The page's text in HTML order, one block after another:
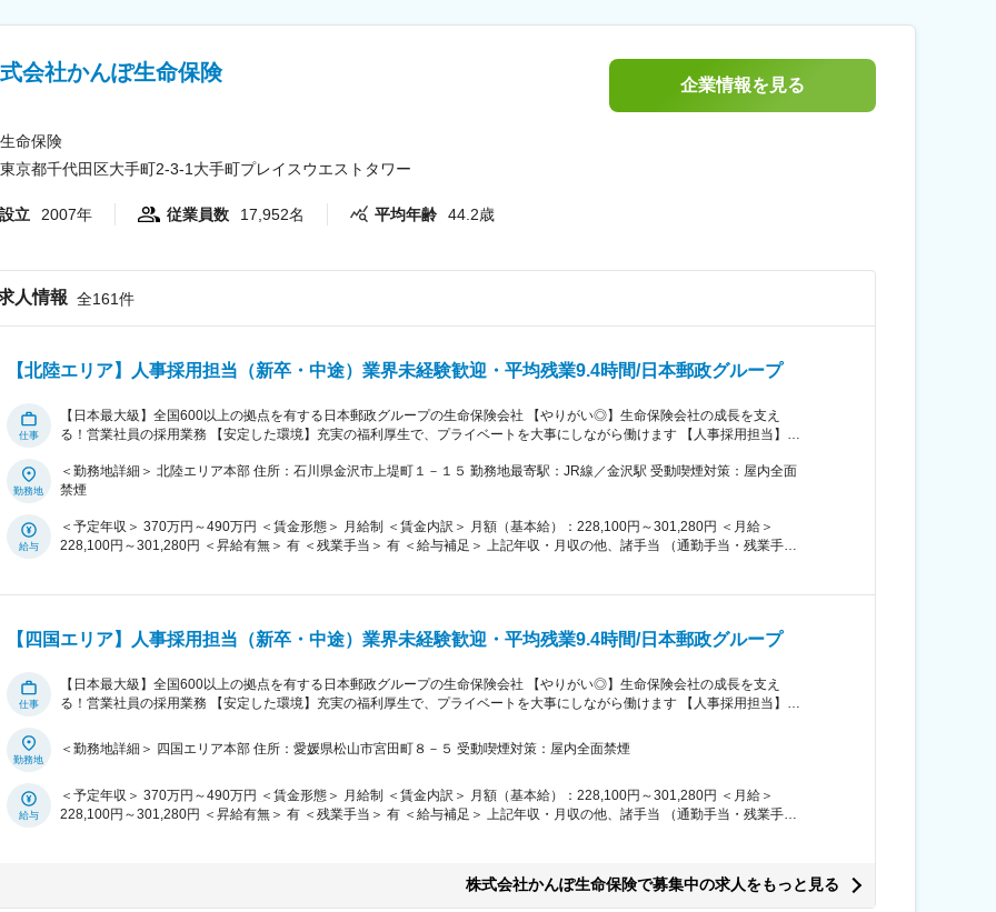
会社かんぽ生命保険
命保険
京都千代田区大手町2-3-1大手町プレイスウエストタワー
企業情報を見る
立 2007年 従業員数 17,952名 平均年齢 44.2歳
人情報 全161件
【北陸エリア】人事採用担当（新卒・中途）業界未経験歓迎・平均残業9.4時間/日本郵政グループ
【日本最大級】全国600以上の拠点を有する日本郵政グループの生命保険会社 【やりがい◎】生命保険会社の成長を支え
る！営業社員の採用業務 【安定した環境】充実の福利厚生で、プライベートを大事にしながら働けます 【人事採用担当】新
全般を行います。 担当エリアの地域特性にあわせて、学生・求職者に対し、かんぽ生命の魅力を伝えながら応募者確保およ
び面接等の選考対応を行い、かんぽ生命の営業職員としてふさわしい人物を見極め、採用いただきます。 【具体的には】新
選考するとともに、入社まで内定者のフォローアップを実施します。 中途採用においては、求人媒体や人材紹介会社から紹
介された求職者の選考を行うとともに、リファラル採用の促進やダイレクトリクルーティングによるスカウトなど、様々な
17:45 終業 17:50 退社 【働きやすい職場環境】 始業時間は業務に応じて調整可能で、イベントに合わせて遅めに出社す
度程度）その場合には平日に代休を取得可能です。 【キャリアパス】 「担当者→主任→課長代理→課長／担当課長→管理
者」などの昇進が可能。他のコースへ転換する「コース転換制度」や他の部署を経験できる「キャリアチャレンジ制度」も
＜勤務地詳細＞ 北陸エリア本部 住所：石川県金沢市上堤町１－１５ 勤務地最寄駅：JR線／金沢駅 受動喫煙対策：屋内全面
禁煙
＜予定年収＞ 370万円～490万円 ＜賃金形態＞ 月給制 ＜賃金内訳＞ 月額（基本給）：228,100円～301,280円 ＜月給＞
228,100円～301,280円 ＜昇給有無＞ 有 ＜残業手当＞ 有 ＜給与補足＞ 上記年収・月収の他、諸手当 （通勤手当・残業手
【四国エリア】人事採用担当（新卒・中途）業界未経験歓迎・平均残業9.4時間/日本郵政グループ
【日本最大級】全国600以上の拠点を有する日本郵政グループの生命保険会社 【やりがい◎】生命保険会社の成長を支え
る！営業社員の採用業務 【安定した環境】充実の福利厚生で、プライベートを大事にしながら働けます 【人事採用担当】新
全般を行います。 担当エリアの地域特性にあわせて、学生・求職者に対し、かんぽ生命の魅力を伝えながら応募者確保およ
び面接等の選考対応を行い、かんぽ生命の営業職員としてふさわしい人物を見極め、採用いただきます。 【具体的には】新
選考するとともに、入社まで内定者のフォローアップを実施します。 中途採用においては、求人媒体や人材紹介会社から紹
介された求職者の選考を行うとともに、リファラル採用の促進やダイレクトリクルーティングによるスカウトなど、様々な
中途採用の最終面接調整 10:30 ダイレクトリクルーティングのスカウト送付 11:30 新卒イベント準備 12:00 昼食
13:00 新卒イベント 15:00 中途採用の一次面接 16:00 内定者の入社者手続き 16:45 中途採用の一次面接合否検討
＜勤務地詳細＞ 四国エリア本部 住所：愛媛県松山市宮田町８－５ 受動喫煙対策：屋内全面禁煙
＜予定年収＞ 370万円～490万円 ＜賃金形態＞ 月給制 ＜賃金内訳＞ 月額（基本給）：228,100円～301,280円 ＜月給＞
228,100円～301,280円 ＜昇給有無＞ 有 ＜残業手当＞ 有 ＜給与補足＞ 上記年収・月収の他、諸手当 （通勤手当・残業手
株式会社かんぽ生命保険で募集中の求人をもっと見る